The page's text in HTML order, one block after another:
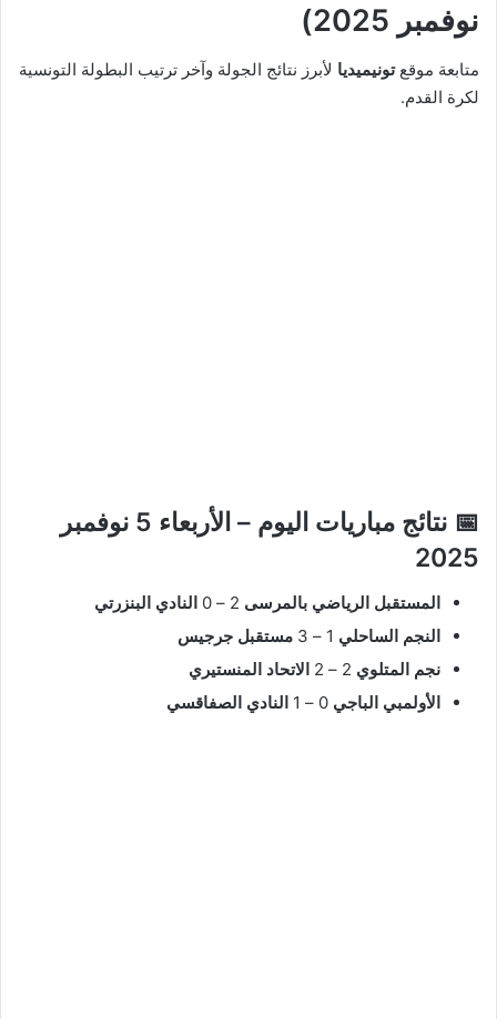
نوفمبر 2025)
متابعة موقعتونيميديا لأبرز نتائج الجولة وآخر ترتيب البطولة التونسية
لكرة القدم.
📅 نتائج مباريات اليوم – الأربعاء 5 نوفمبر
2025
المستقبل الرياضي بالمرسى
النادي البنزرتي
النجم الساحلي
مستقبل جرجيس
نجم المتلوي
الاتحاد المنستيري
الأولمبي الباجي
النادي الصفاقسي